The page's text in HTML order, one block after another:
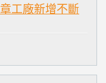
工廠新增不斷